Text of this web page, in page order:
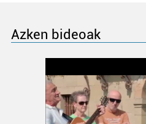
Azken bideoak